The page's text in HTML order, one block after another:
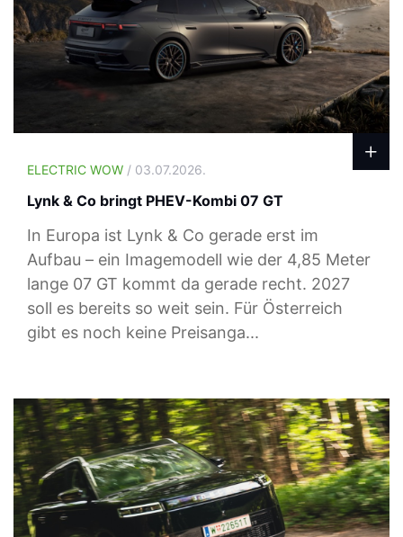
ELECTRIC WOW / 03.07.2026.
Lynk & Co bringt PHEV-Kombi 07 GT
In Europa ist Lynk & Co gerade erst im
Aufbau – ein Imagemodell wie der 4,85 Meter
lange 07 GT kommt da gerade recht. 2027
soll es bereits so weit sein. Für Österreich
gibt es noch keine Preisanga...